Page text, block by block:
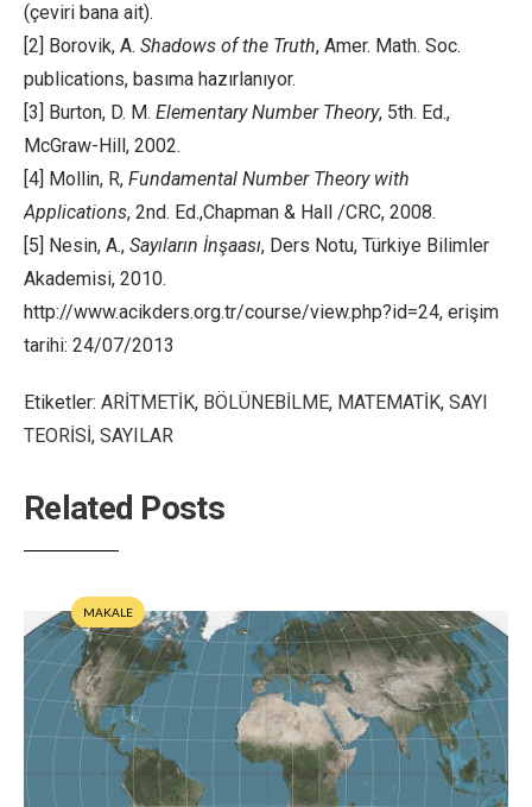
(çeviri bana ait).
[2] Borovik, A. Shadows of the Truth, Amer. Math. Soc.
publications, basıma hazırlanıyor.
[3] Burton, D. M. Elementary Number Theory, 5th. Ed.,
McGraw-Hill, 2002.
[4] Mollin, R, Fundamental Number Theory with
Applications, 2nd. Ed.,Chapman & Hall /CRC, 2008.
[5] Nesin, A., Sayıların İnşaası, Ders Notu, Türkiye Bilimler
Akademisi, 2010.
http://www.acikders.org.tr/course/view.php?id=24, erişim
tarihi: 24/07/2013
Etiketler: ARİTMETİK, BÖLÜNEBİLME, MATEMATİK, SAYI
TEORİSİ, SAYILAR
Related Posts
MAKALE